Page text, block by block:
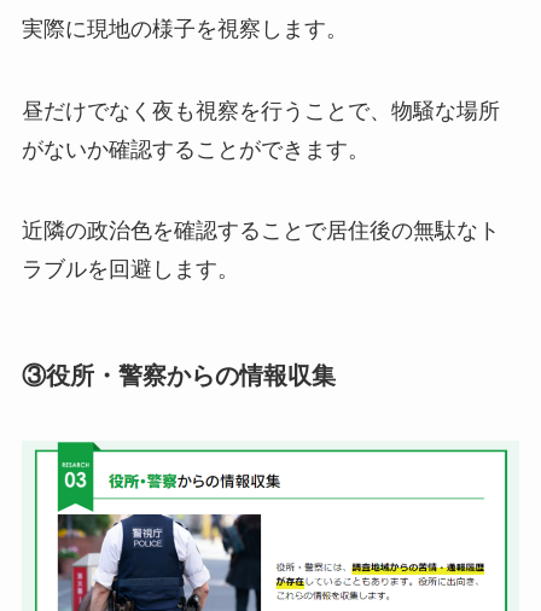
実際に現地の様子を視察します。
昼だけでなく夜も視察を行うことで、物騒な場所
がないか確認することができます。
近隣の政治色を確認することで居住後の無駄なト
ラブルを回避します。
③役所・警察からの情報収集